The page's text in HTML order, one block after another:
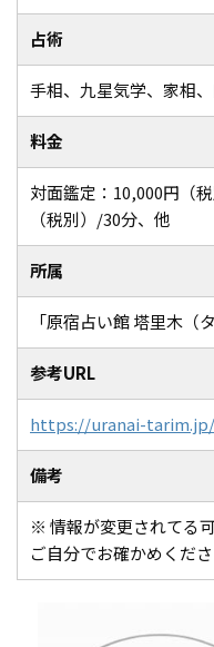
占術
手相、九星気学、家相
料金
対面鑑定：10,000円（
（税別）/30分、他
所属
「原宿占い館 塔里木（
参考URL
https://uranai-
備考
※ 情報が変更されてる
ご自分でお確かめくださ